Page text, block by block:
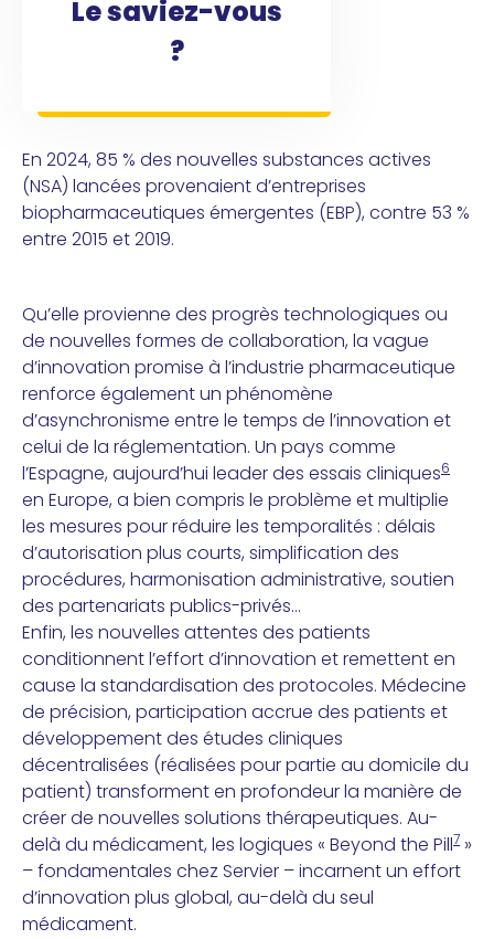
Le saviez-vous
?
En 2024, 85 % des nouvelles substances actives
(NSA) lancées provenaient d’entreprises
biopharmaceutiques émergentes (EBP), contre 53 %
entre 2015 et 2019.
Qu’elle provienne des progrès technologiques ou
de nouvelles formes de collaboration, la vague
d’innovation promise à l’industrie pharmaceutique
renforce également un phénomène
d’asynchronisme entre le temps de l’innovation et
celui de la réglementation. Un pays comme
l’Espagne, aujourd’hui leader des essais cliniques6
en Europe, a bien compris le problème et multiplie
les mesures pour réduire les temporalités : délais
d’autorisation plus courts, simplification des
procédures, harmonisation administrative, soutien
des partenariats publics-privés…
Enfin, les nouvelles attentes des patients
conditionnent l’effort d’innovation et remettent en
cause la standardisation des protocoles. Médecine
de précision, participation accrue des patients et
développement des études cliniques
décentralisées (réalisées pour partie au domicile du
patient) transforment en profondeur la manière de
créer de nouvelles solutions thérapeutiques. Au-
delà du médicament, les logiques « Beyond the Pill7 »
– fondamentales chez Servier – incarnent un effort
d’innovation plus global, au-delà du seul
médicament.